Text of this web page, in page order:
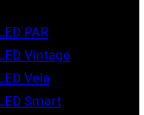
PAR
Vintage
Vela
Smart